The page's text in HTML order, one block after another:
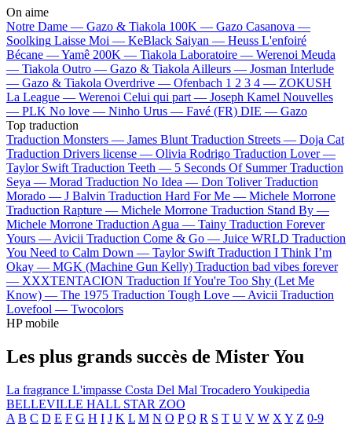
On aime
Notre Dame — Gazo & Tiakola 100K — Gazo Casanova —
Soolking Laisse Moi — KeBlack Saiyan — Heuss L'enfoiré
Bécane —Yamê 200K — Tiakola Laboratoire — Werenoi Meuda
— Tiakola Outro — Gazo & TiakolaAilleurs — Josman Interlude
— Gazo & Tiakola Overdrive — Ofenbach 1 2 3 4 — ZOKUSH
La League — Werenoi Celui qui part — Joseph Kamel Nouvelles
— PLK No love — Ninho Urus — Favé (FR) DIE — Gazo
Top traduction
Traduction Monsters — James Blunt Traduction Streets — Doja Cat
Traduction Drivers license — Olivia Rodrigo Traduction Lover —
Taylor Swift Traduction Teeth — 5 Seconds Of Summer Traduction
Seya — Morad Traduction No Idea — Don Toliver Traduction
Morado — J Balvin Traduction Hard For Me — Michele Morrone
Traduction Rapture — Michele Morrone Traduction Stand By —
Michele Morrone Traduction Agua — Tainy Traduction Forever
Yours —Avicii Traduction Come & Go — Juice WRLD Traduction
You Need to Calm Down — Taylor Swift Traduction I Think I’m
Okay — MGK (Machine Gun Kelly) Traduction bad vibes forever
— XXXTENTACION Traduction If You're Too Shy (Let Me
Know) — The 1975 Traduction Tough Love —Avicii Traduction
Lovefool — Twocolors
HP mobile
Les plus grands succès de Mister You
La fragrance L'impasse Costa Del Mal TrocaderoYoukipedia
BELLEVILLE HALL STAR ZOO
A B C D E F G H I J K L M N O P Q R S T U V W X Y Z 0-9